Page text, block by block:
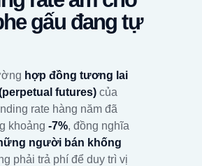
gấu đang tự
hợp đồng tương lai
futures) của
rate hàng năm đã
khoảng -7%, đồng nghĩa
người bán khống
phải trả phí để duy trì vị